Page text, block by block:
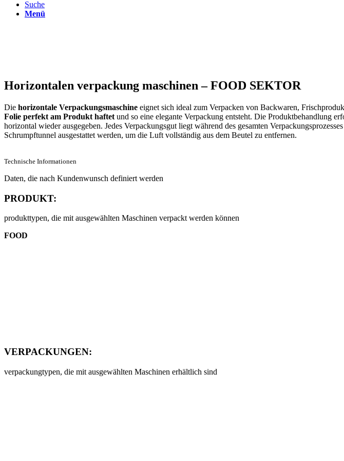
Suche
Menü
Horizontalen verpackung maschinen – FOOD SEKTOR
Die horizontale Verpackungsmaschine eignet sich ideal zum Verpacken von Backwaren,
Folie perfekt am Produkt haftet und so eine elegante Verpackung entsteht. Die Produktbehandlung
horizontal wieder ausgegeben. Jedes Verpackungsgut liegt während des gesamten
Schrumpftunnel ausgestattet werden, um die Luft vollständig aus dem Beutel zu entfernen.
Technische Informationen
Daten, die nach Kundenwunsch definiert werden
PRODUKT:
produkttypen, die mit ausgewählten Maschinen verpackt werden können
FOOD
VERPACKUNGEN:
verpackungtypen, die mit ausgewählten Maschinen erhältlich sind